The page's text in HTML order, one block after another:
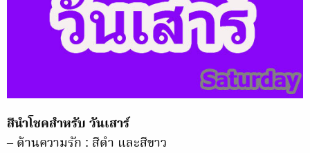
สีนำโชคสำหรับ วันเสาร์
– ด้านความรัก : สีดำ และสีขาว